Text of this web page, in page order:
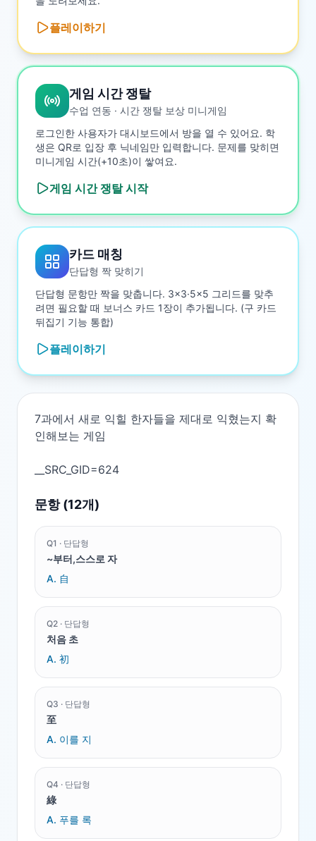
플레이하기
게임 시간 쟁탈
수업 연동 · 시간 쟁탈 보상 미니게임
로그인한 사용자가 대시보드에서 방을 열 수 있어요. 학
생은 QR로 입장 후 닉네임만 입력합니다. 문제를 맞히면
미니게임 시간(+10초)이 쌓여요.
게임 시간 쟁탈시작
카드 매칭
단답형 짝 맞히기
단답형 문항만 짝을 맞춥니다. 3×3·5×5 그리드를 맞추
려면 필요할 때 보너스 카드 1장이 추가됩니다. (구 카드
뒤집기 기능 통합)
플레이하기
7과에서 새로 익힐 한자들을 제대로 익혔는지 확
인해보는 게임
문항 (12개)
Q1 · 단답형
~부터,스스로 자
A. 自
Q2 · 단답형
처음 초
A. 初
Q3 · 단답형
至
A. 이를 지
Q4 · 단답형
綠
A. 푸를 록